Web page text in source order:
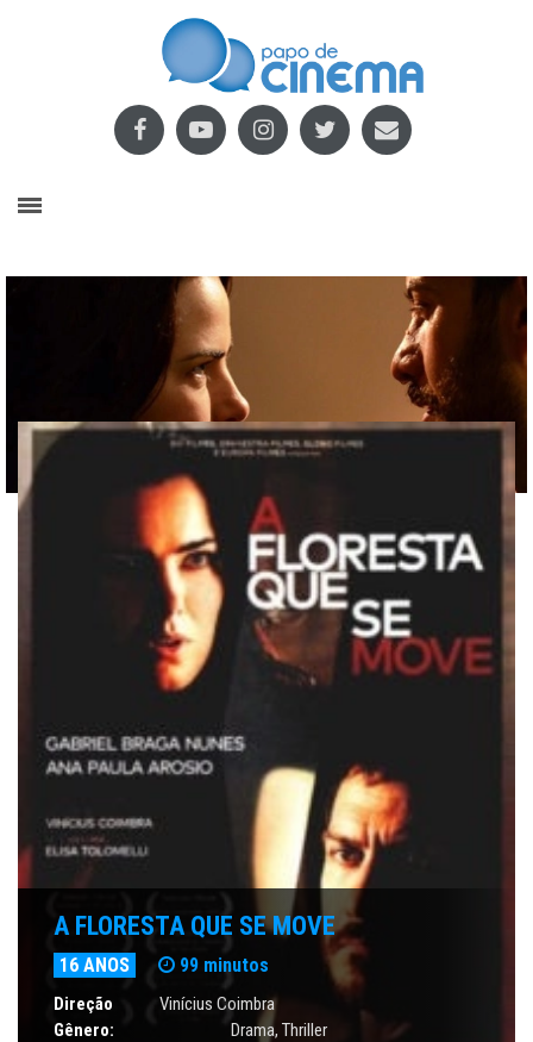
A FLORESTA QUE SE MOVE
16 ANOS 99 minutos
Direção
Vinícius Coimbra
Gênero:
Drama, Thriller